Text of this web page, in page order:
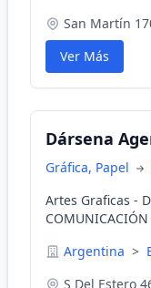
San Martín
Ver Más
Dársena
Gráfica, Papel
Artes Graficas -
COMUNICACIÓN
Argentina >
S Del Estero